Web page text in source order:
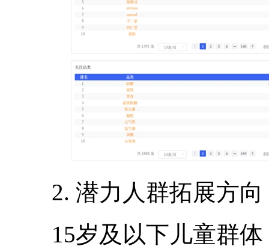
2. 潜力人群拓展方向
15岁及以下儿童群体